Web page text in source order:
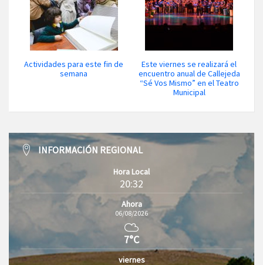
Actividades para este fin de
semana
Este viernes se realizará el
encuentro anual de Callejeda
“Sé Vos Mismo” en el Teatro
Municipal
INFORMACIÓN REGIONAL
Hora Local
20:32
Ahora
06/08/2026
7°C
viernes